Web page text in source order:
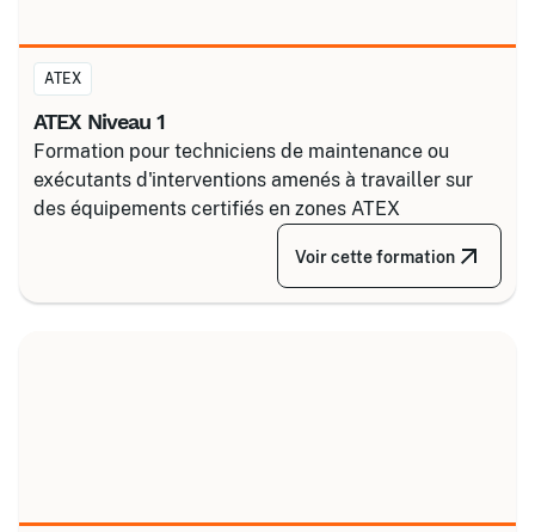
ATEX
ATEX Niveau 1
Formation pour techniciens de maintenance ou
exécutants d'interventions amenés à travailler sur
des équipements certifiés en zones ATEX
Voir cette formation